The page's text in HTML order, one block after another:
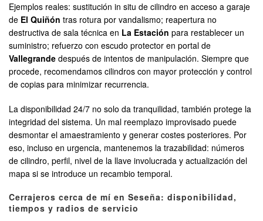
Ejemplos reales: sustitución in situ de cilindro en acceso a garaje
de El Quiñón tras rotura por vandalismo; reapertura no
destructiva de sala técnica en La Estación para restablecer un
suministro; refuerzo con escudo protector en portal de
Vallegrande después de intentos de manipulación. Siempre que
procede, recomendamos cilindros con mayor protección y control
de copias para minimizar recurrencia.
La disponibilidad 24/7 no solo da tranquilidad, también protege la
integridad del sistema. Un mal reemplazo improvisado puede
desmontar el amaestramiento y generar costes posteriores. Por
eso, incluso en urgencia, mantenemos la trazabilidad: números
de cilindro, perfil, nivel de la llave involucrada y actualización del
mapa si se introduce un recambio temporal.
Cerrajeros cerca de mí en Seseña: disponibilidad,
tiempos y radios de servicio